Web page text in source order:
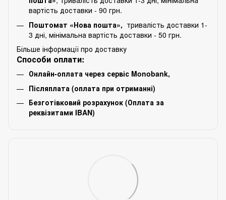
вартість доставки - 90 грн.
Поштомат «Нова пошта», тривалість доставки 1-
3 дні, мінімальна вартість доставки - 50 грн.
Більше інформації про доставку
Способи оплати:
Онлайн-оплата через сервіс Monobank,
Післяплата (оплата при отриманні)
Безготівковий розрахунок (Оплата за
реквізитами IBAN)